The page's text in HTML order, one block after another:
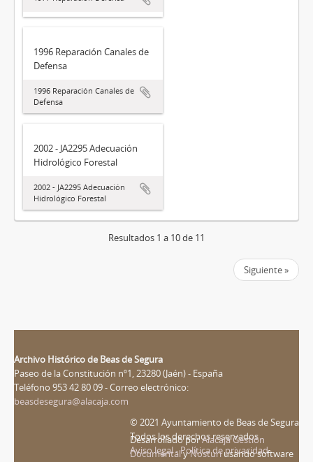
1996 Reparación Canales de
Defensa
1996 Reparación Canales de
Defensa
2002 - JA2295 Adecuación
Hidrológico Forestal
2002 - JA2295 Adecuación
Hidrológico Forestal
Resultados 1 a 10 de 11
Siguiente »
Archivo Histórico de Beas de Segura
Paseo de la Constitución nº1, 23280 (Jaén) - España
Teléfono 953 42 80 09 - Correo electrónico:
beasdesegura@alacaja.com
© 2021 Ayuntamiento de Beas de Segura
Todos los derechos reservados
Aviso legal - Política de privacidad
Desarrollado porAlacaja Gestión
DocumentalyNosturiusando software